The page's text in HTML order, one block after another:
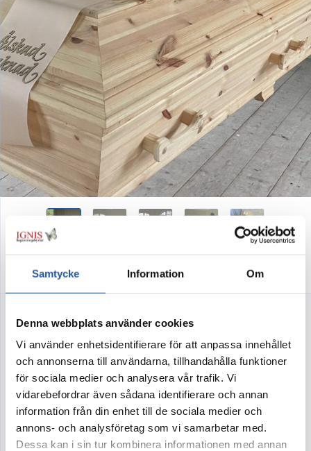
Samtycke Information Om
Denna webbplats använder cookies
Vi använder enhetsidentifierare för att anpassa innehållet
och annonserna till användarna, tillhandahålla funktioner
för sociala medier och analysera vår trafik. Vi
vidarebefordrar även sådana identifierare och annan
information från din enhet till de sociala medier och
annons- och analysföretag som vi samarbetar med.
Dessa kan i sin tur kombinera informationen med annan
Rofylld – aprikos
Artikelnr: 16002
Rofylld – en lite mindre kistdekoration
omsorgsfullt bunden med blommor i en
färgton för att ge ett lugnt och finstämt intryck.